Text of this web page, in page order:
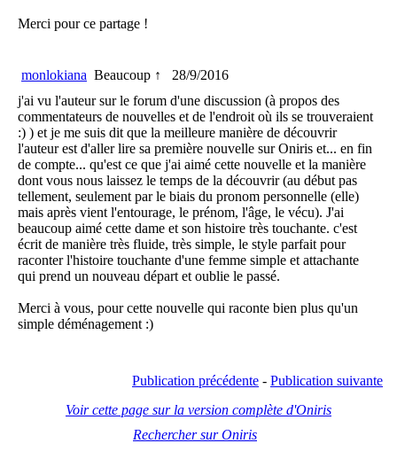
Merci pour ce partage !
monlokiana Beaucoup ↑
28/9/2016
j'ai vu l'auteur sur le forum d'une discussion (à propos des
commentateurs de nouvelles et de l'endroit où ils se trouveraient
:) ) et je me suis dit que la meilleure manière de découvrir
l'auteur est d'aller lire sa première nouvelle sur Oniris et... en fin
de compte... qu'est ce que j'ai aimé cette nouvelle et la manière
dont vous nous laissez le temps de la découvrir (au début pas
tellement, seulement par le biais du pronom personnelle (elle)
mais après vient l'entourage, le prénom, l'âge, le vécu). J'ai
beaucoup aimé cette dame et son histoire très touchante. c'est
écrit de manière très fluide, très simple, le style parfait pour
raconter l'histoire touchante d'une femme simple et attachante
qui prend un nouveau départ et oublie le passé.
Merci à vous, pour cette nouvelle qui raconte bien plus qu'un
simple déménagement :)
Publication précédente - Publication suivante
Voir cette page sur la version complète d'Oniris
Rechercher sur Oniris